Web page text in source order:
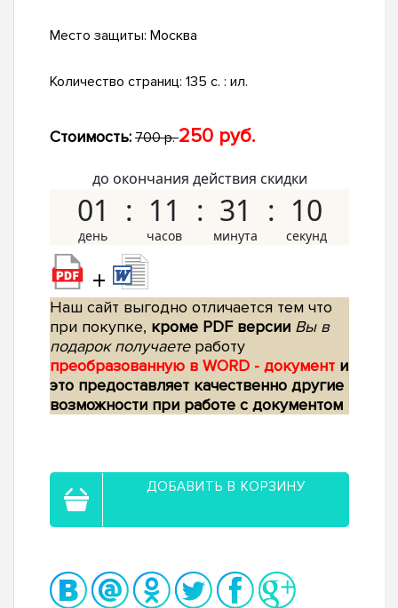
Место защиты: Москва
Количество страниц: 135 с. : ил.
Стоимость: 700 р.250 руб.
до окончания действия скидки
01 11 31 09
+
Наш сайт выгодно отличается тем что
при покупке, кроме PDF версии Вы в
подарок получаетеработу
преобразованную в WORD - документ и
это предоставляет качественно другие
возможности при работе с документом
ДОБАВИТЬ В КОРЗИНУ